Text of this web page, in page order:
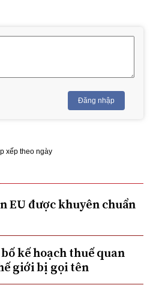
Đăng nhập
xếp theo ngày
EU được khuyên chuẩn
kế hoạch thuế quan
giới bị gọi tên